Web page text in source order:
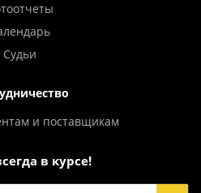
Судьи
и поставщикам
в курсе!